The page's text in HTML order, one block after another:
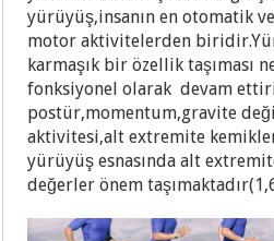
yürüyüş,insanın en otomatik ve
motor aktivitelerden
karmaşık bir özellik taşıması
fonksiyonel olarak devam
postür,momentum,gravite
aktivitesi,alt extremite
yürüyüş esnasında alt
değerler önem